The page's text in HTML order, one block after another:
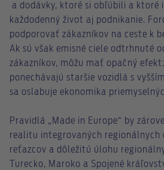
a dodávky, ktoré si obľúbili a ktoré
každodenný život aj podnikanie.
podporovať zákazníkov na ceste k
Ak sú však emisné ciele odtrhnuté
zákazníkov, môžu mať opačný
ponechávajú staršie vozidlá s
sa oslabuje ekonomika
Pravidlá „Made in Europe“ by
realitu integrovaných regionálnych
reťazcov a dôležitú úlohu
Turecko, Maroko a Spojené